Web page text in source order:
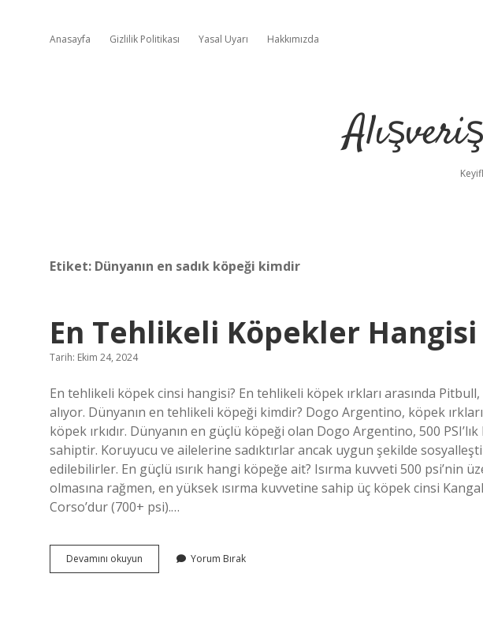
Anasayfa Gizlilik Politikası Yasal Uyarı Hakkımızda
Etiket: Dünyanın en sadık köpeği kimdir
En Tehlikeli Köpekler Hangisi
Tarih: Ekim 24, 2024
En tehlikeli köpek cinsi hangisi? En tehlikeli köpek ırkları arasında
alıyor. Dünyanın en tehlikeli köpeği kimdir? Dogo Argentino, köpek
köpek ırkıdır. Dünyanın en güçlü köpeği olan Dogo Argentino, 500
sahiptir. Koruyucu ve ailelerine sadıktırlar ancak uygun şekilde
edilebilirler. En güçlü ısırık hangi köpeğe ait? Isırma kuvveti 500 psi’nin
olmasına rağmen, en yüksek ısırma kuvvetine sahip üç köpek cinsi
Corso’dur (700+ psi).…
Devamını okuyun
Tehlikeli
Yorum Bırak